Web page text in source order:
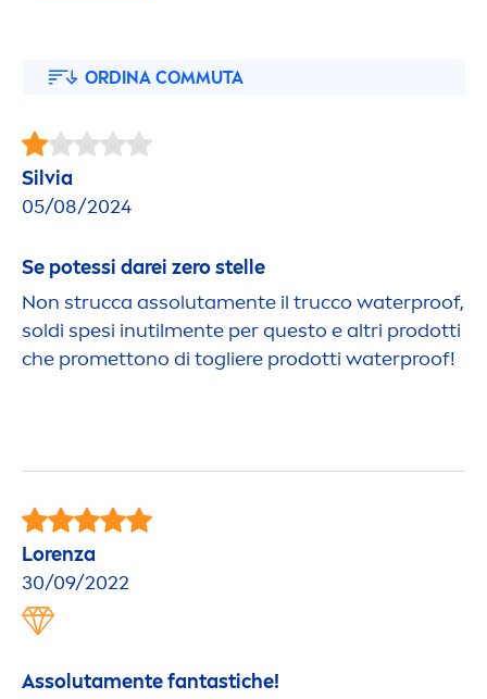
ORDINA COMMUTA
Silvia
05/08/2024
Se potessi darei zero stelle
Non strucca assolutamente il trucco waterproof,
soldi spesi inutilmente per questo e altri prodotti
che promettono di togliere prodotti waterproof!
Lorenza
30/09/2022
Assolutamente fantastiche!